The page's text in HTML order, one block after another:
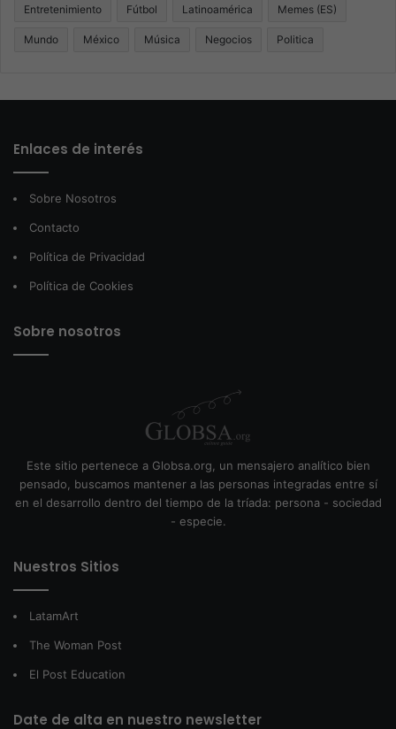
Entretenimiento Fútbol Latinoamérica Memes (ES)
Mundo México Música Negocios Politica
Enlaces de interés
Sobre Nosotros
Contacto
Política de Privacidad
Política de Cookies
Sobre nosotros
Este sitio pertenece a Globsa.org, un mensajero analítico bien
pensado, buscamos mantener a las personas integradas entre sí
en el desarrollo dentro del tiempo de la tríada: persona - sociedad
- especie.
Nuestros Sitios
LatamArt
The Woman Post
El Post Education
Date de alta en nuestro newsletter